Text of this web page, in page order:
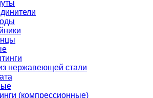
нержавеющей стали
(компрессионные)